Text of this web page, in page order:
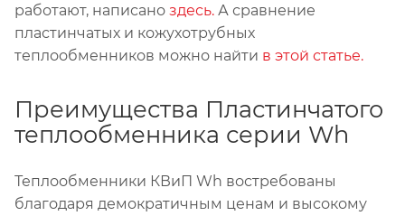
работают, написано здесь. А сравнение
пластинчатых и кожухотрубных
теплообменников можно найти в этой статье.
Преимущества Пластинчатого
теплообменника серии Wh
Теплообменники КВиП Wh востребованы
благодаря демократичным ценам и высокому